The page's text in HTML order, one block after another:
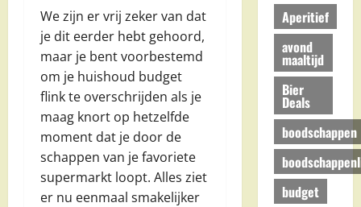
We zijn er vrij zeker van dat
je dit eerder hebt gehoord,
maar je bent voorbestemd
om je huishoud budget
flink te overschrijden als je
maag knort op hetzelfde
moment dat je door de
schappen van je favoriete
supermarkt loopt. Alles ziet
er nu eenmaal smakelijker
Aperitief
avond
maaltijd
Bier
Deals
boodschappen
budget